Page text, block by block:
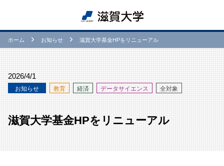
ホーム お知らせ 滋賀大学基金HPをリニューアル
2026/4/1
お知らせ 教育 経済 データサイエンス 全対象
滋賀大学基金HPをリニューアル